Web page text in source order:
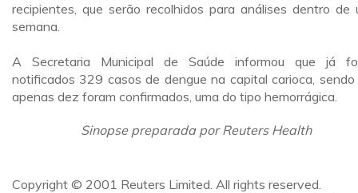
recipientes, que serão recolhidos para análises dentro de
semana.
A Secretaria Municipal de Saúde informou que já
notificados 329 casos de dengue na capital carioca, sendo
apenas dez foram confirmados, uma do tipo hemorrágica.
Sinopse preparada por Reuters Health
Copyright © 2001 Reuters Limited. All rights reserved.